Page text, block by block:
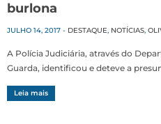
burlona
JULHO 14, 2017 - DESTAQUE, NOTÍCIAS,
A Polícia Judiciária, através do
Guarda, identificou e deteve a
Leia mais